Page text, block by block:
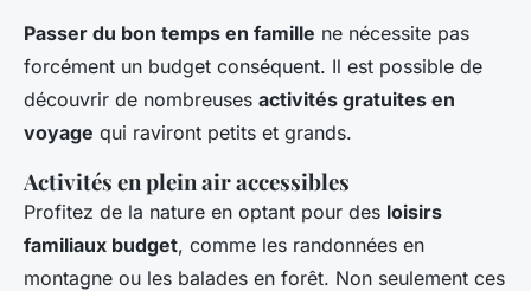
Passer du bon temps en famille ne nécessite pas
forcément un budget conséquent. Il est possible de
découvrir de nombreuses activités gratuites en
voyage qui raviront petits et grands.
Activités en plein air accessibles
Profitez de la nature en optant pour des loisirs
familiaux budget, comme les randonnées en
montagne ou les balades en forêt. Non seulement ces